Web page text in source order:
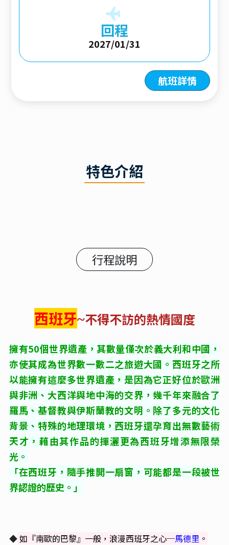
回程
2027/01/31
航班詳情
特色介紹
行程說明
西班牙~不得不訪的熱情國度
擁有50個世界遺產，其數量僅次於義大利和中國，
亦使其成為世界數一數二之旅遊大國。西班牙之所
以能擁有這麼多世界遺產，是因為它正好位於歐洲
與非洲、大西洋與地中海的交界，幾千年來融合了
羅馬、基督教與伊斯蘭教的文明。除了多元的文化
背景、特殊的地理環境，西班牙還孕育出無數藝術
天才，藉由其作品的揮灑更為西班牙增添無限榮
光。
「在西班牙，隨手推開一扇窗，可能都是一段被世
界認證的歷史。」
◆如『南歐的巴黎』一般，浪漫西班牙之心─馬德里 。